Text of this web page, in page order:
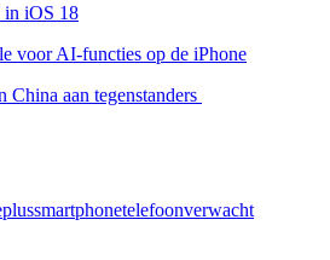
in iOS 18
voor AI-functies op de iPhone
aan tegenstanders
smartphonetelefoonverwacht